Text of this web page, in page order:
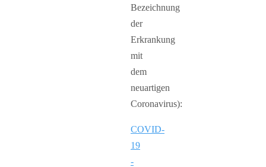
Bezeichnung
der
Erkrankung
mit
dem
neuartigen
Coronavirus):
COVID-
19
-